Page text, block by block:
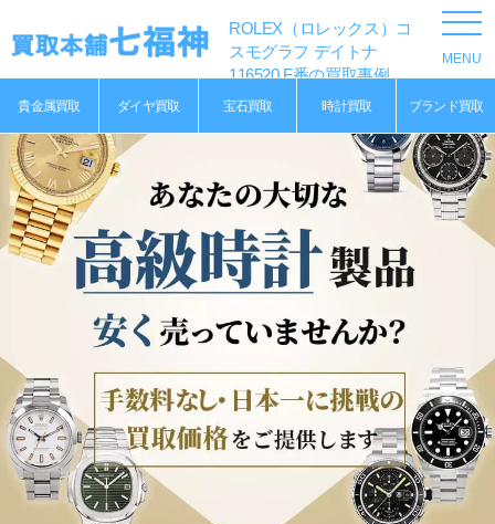
ROLEX（ロレックス）コ
スモグラフ デイトナ
116520 F番の買取事例
貴金属買取 ダイヤ買取 宝石買取 時計買取 ブランド買取